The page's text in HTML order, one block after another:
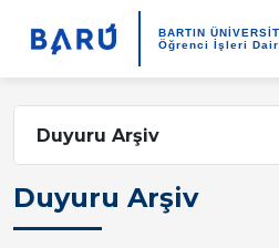
BARTIN
Öğrenci İşleri
Duyuru Arşiv
Duyuru Arşiv